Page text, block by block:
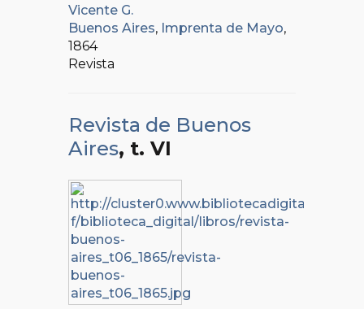
Vicente G.
Buenos Aires, Imprenta de Mayo,
1864
Revista
Revista de Buenos
Aires, t. VI